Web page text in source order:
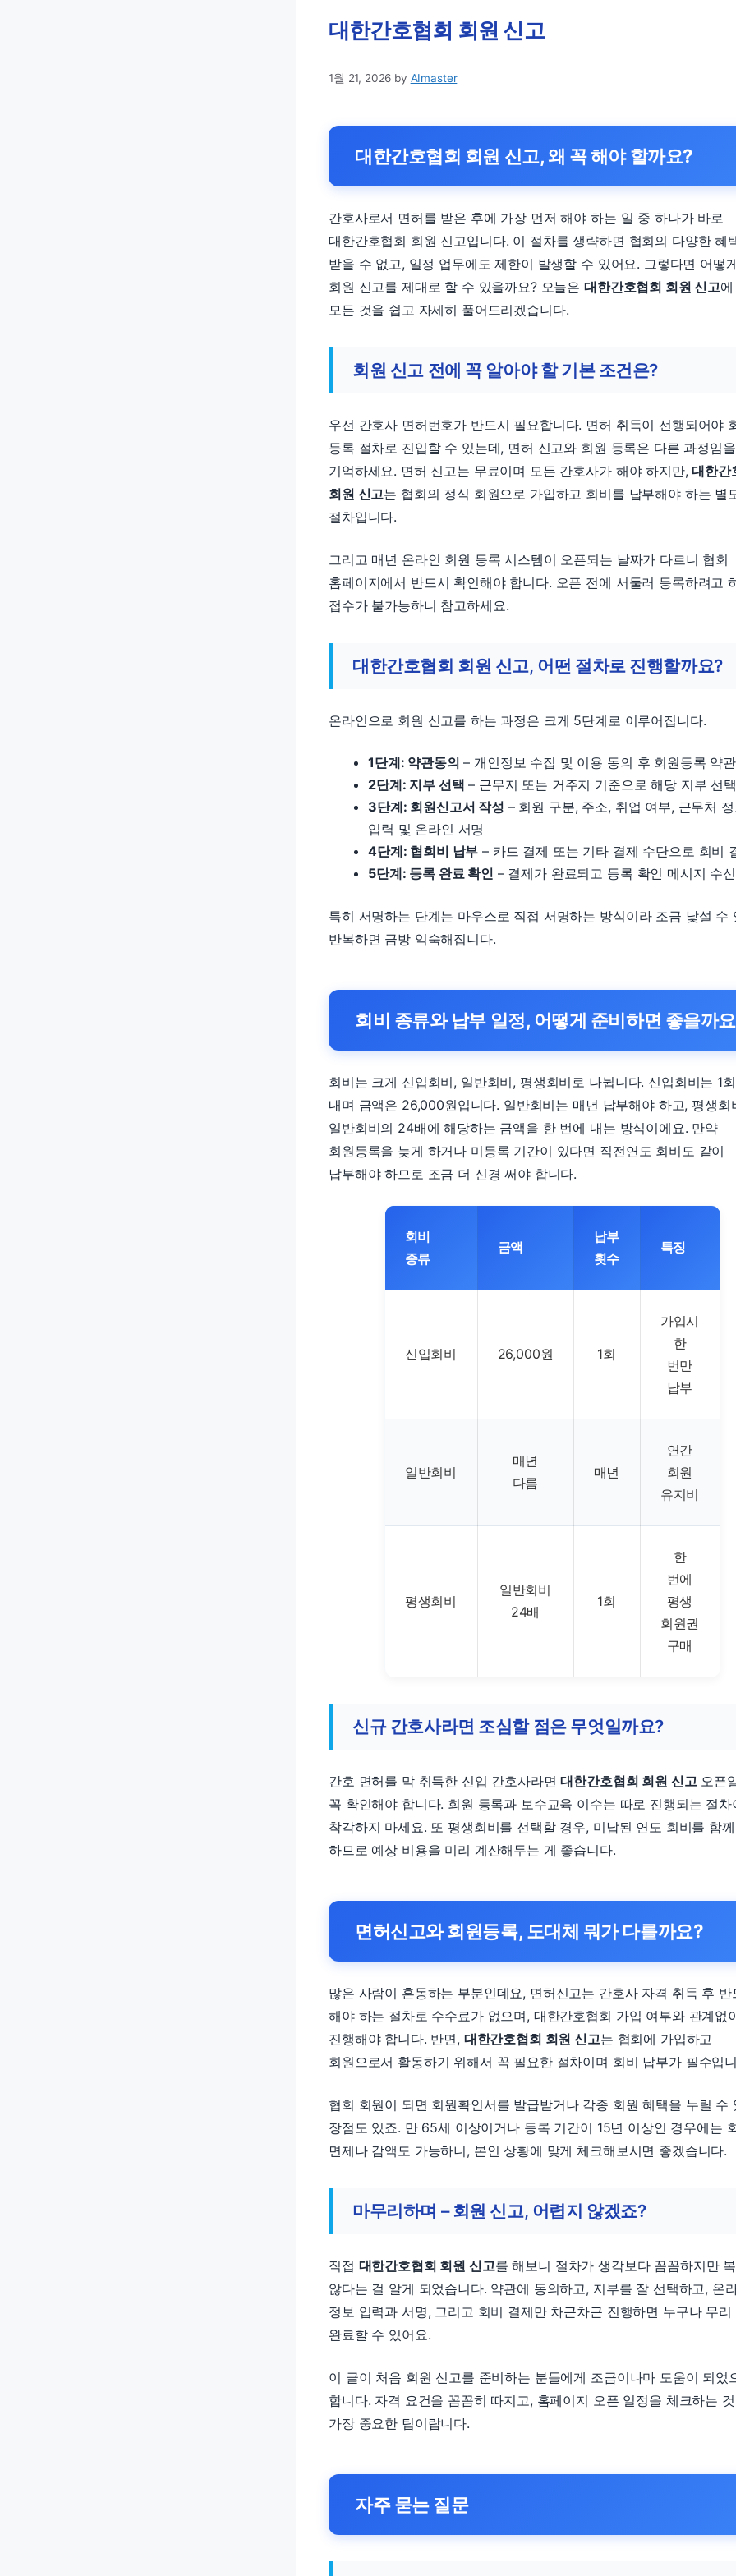
대한간호협회 회원 신고
1월 21, 2026 by AImaster
대한간호협회 회원 신고, 왜 꼭 해야 할까요?
간호사로서 면허를 받은 후에 가장 먼저 해야 하는 일 중 하나가 바로
대한간호협회 회원 신고입니다. 이 절차를 생략하면 협회의 다양한 혜
받을 수 없고, 일정 업무에도 제한이 발생할 수 있어요. 그렇다면 어떻
회원 신고를 제대로 할 수 있을까요? 오늘은 대한간호협회 회원 신고
모든 것을 쉽고 자세히 풀어드리겠습니다.
회원 신고 전에 꼭 알아야 할 기본 조건은?
우선 간호사 면허번호가 반드시 필요합니다. 면허 취득이 선행되어야
등록 절차로 진입할 수 있는데, 면허 신고와 회원 등록은 다른 과정임
기억하세요. 면허 신고는 무료이며 모든 간호사가 해야 하지만,대한간
회원 신고는 협회의 정식 회원으로 가입하고 회비를 납부해야 하는 별
절차입니다.
그리고 매년 온라인 회원 등록 시스템이 오픈되는 날짜가 다르니 협회
홈페이지에서 반드시 확인해야 합니다. 오픈 전에 서둘러 등록하려고
접수가 불가능하니 참고하세요.
대한간호협회 회원 신고, 어떤 절차로 진행할까요?
온라인으로 회원 신고를 하는 과정은 크게 5단계로 이루어집니다.
1단계: 약관동의 – 개인정보 수집 및 이용 동의 후 회원등록 약
2단계: 지부 선택 – 근무지 또는 거주지 기준으로 해당 지부 선
3단계: 회원신고서 작성 – 회원 구분, 주소, 취업 여부, 근무처
입력 및 온라인 서명
4단계: 협회비 납부 – 카드 결제 또는 기타 결제 수단으로 회비
5단계: 등록 완료 확인 – 결제가 완료되고 등록 확인 메시지 수신
특히 서명하는 단계는 마우스로 직접 서명하는 방식이라 조금 낯설 수
반복하면 금방 익숙해집니다.
회비 종류와 납부 일정, 어떻게 준비하면 좋을까
회비는 크게 신입회비, 일반회비, 평생회비로 나뉩니다. 신입회비는 1
내며 금액은 26,000원입니다. 일반회비는 매년 납부해야 하고, 평생회
일반회비의 24배에 해당하는 금액을 한 번에 내는 방식이에요. 만약
회원등록을 늦게 하거나 미등록 기간이 있다면 직전연도 회비도 같이
납부해야 하므로 조금 더 신경 써야 합니다.
회비
종류
금액
납부
횟수
특징
신입회비 26,000원 1회
가입시
한
번만
납부
일반회비
매년
다름
매년
연간
회원
유지비
평생회비
일반회비
24배
1회
한
번에
평생
회원권
구매
신규 간호사라면 조심할 점은 무엇일까요?
간호 면허를 막 취득한 신입 간호사라면대한간호협회 회원 신고오픈
꼭 확인해야 합니다. 회원 등록과 보수교육 이수는 따로 진행되는 절차
착각하지 마세요. 또 평생회비를 선택할 경우, 미납된 연도 회비를 함
하므로 예상 비용을 미리 계산해두는 게 좋습니다.
면허신고와 회원등록, 도대체 뭐가 다를까요?
많은 사람이 혼동하는 부분인데요, 면허신고는 간호사 자격 취득 후 반
해야 하는 절차로 수수료가 없으며, 대한간호협회 가입 여부와 관계없
진행해야 합니다. 반면, 대한간호협회 회원 신고는 협회에 가입하고
회원으로서 활동하기 위해서 꼭 필요한 절차이며 회비 납부가 필수입
협회 회원이 되면 회원확인서를 발급받거나 각종 회원 혜택을 누릴 수
장점도 있죠. 만 65세 이상이거나 등록 기간이 15년 이상인 경우에는
면제나 감액도 가능하니, 본인 상황에 맞게 체크해보시면 좋겠습니다.
마무리하며 – 회원 신고, 어렵지 않겠죠?
직접 대한간호협회 회원 신고를 해보니 절차가 생각보다 꼼꼼하지만
않다는 걸 알게 되었습니다. 약관에 동의하고, 지부를 잘 선택하고, 온
정보 입력과 서명, 그리고 회비 결제만 차근차근 진행하면 누구나 무리
완료할 수 있어요.
이 글이 처음 회원 신고를 준비하는 분들에게 조금이나마 도움이 되었
합니다. 자격 요건을 꼼꼼히 따지고, 홈페이지 오픈 일정을 체크하는
가장 중요한 팁이랍니다.
자주 묻는 질문